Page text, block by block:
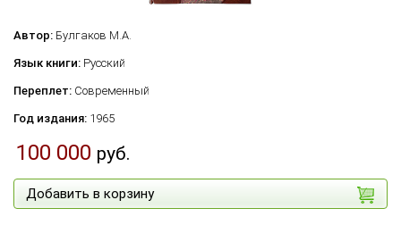
Автор: Булгаков М.А.
Язык книги: Русский
Переплет: Современный
Год издания: 1965
100 000 руб.
Добавить в корзину